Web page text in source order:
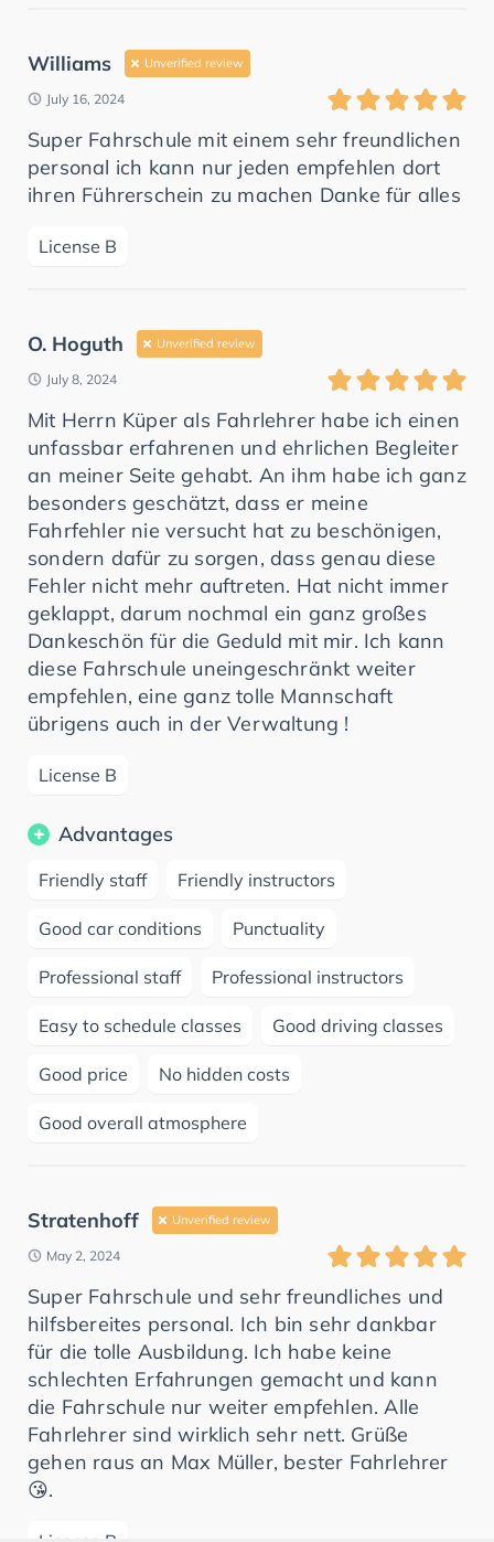
Williams Unverified review
July 16, 2024
Super Fahrschule mit einem sehr freundlichen
personal ich kann nur jeden empfehlen dort
ihren Führerschein zu machen Danke für alles
License B
O. Hoguth Unverified review
July 8, 2024
Mit Herrn Küper als Fahrlehrer habe ich einen
unfassbar erfahrenen und ehrlichen Begleiter
an meiner Seite gehabt. An ihm habe ich ganz
besonders geschätzt, dass er meine
Fahrfehler nie versucht hat zu beschönigen,
sondern dafür zu sorgen, dass genau diese
Fehler nicht mehr auftreten. Hat nicht immer
geklappt, darum nochmal ein ganz großes
Dankeschön für die Geduld mit mir. Ich kann
diese Fahrschule uneingeschränkt weiter
empfehlen, eine ganz tolle Mannschaft
übrigens auch in der Verwaltung !
License B
Advantages
Friendly staff Friendly instructors
Good car conditions Punctuality
Professional staff Professional instructors
Easy to schedule classes Good driving classes
Good price No hidden costs
Good overall atmosphere
Stratenhoff Unverified review
May 2, 2024
Super Fahrschule und sehr freundliches und
hilfsbereites personal. Ich bin sehr dankbar
für die tolle Ausbildung. Ich habe keine
schlechten Erfahrungen gemacht und kann
die Fahrschule nur weiter empfehlen. Alle
Fahrlehrer sind wirklich sehr nett. Grüße
gehen raus an Max Müller, bester Fahrlehrer
😘.